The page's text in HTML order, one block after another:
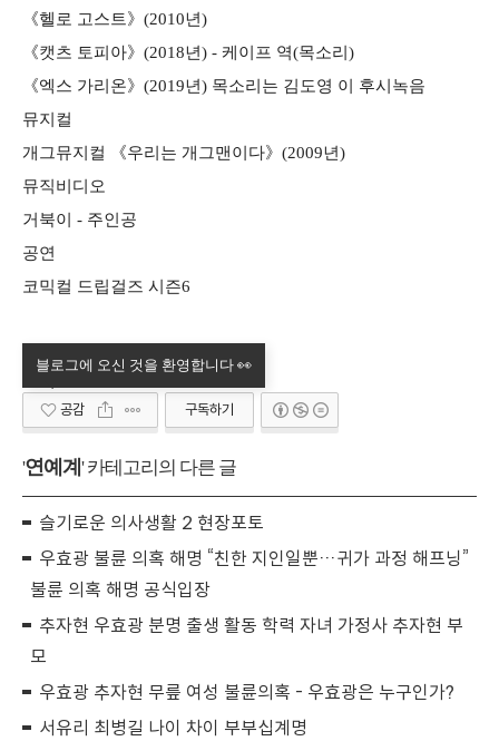
《헬로 고스트》(2010년)
《캣츠 토피아》(2018년) - 케이프 역(목소리)
《엑스 가리온》(2019년) 목소리는 김도영 이 후시녹음
뮤지컬
개그뮤지컬 《우리는 개그맨이다》(2009년)
뮤직비디오
거북이 - 주인공
공연
코믹컬 드립걸즈 시즌6
공감 구독하기
'연예계 ' 카테고리의 다른 글
슬기로운 의사생활 2 현장포토
우효광 불륜 의혹 해명 “친한 지인일뿐…귀가 과정 해프닝”
불륜 의혹 해명 공식입장
추자현 우효광 분명 출생 활동 학력 자녀 가정사 추자현 부
모
우효광 추자현 무릎 여성 불륜의혹 - 우효광은 누구인가?
서유리 최병길 나이 차이 부부십계명